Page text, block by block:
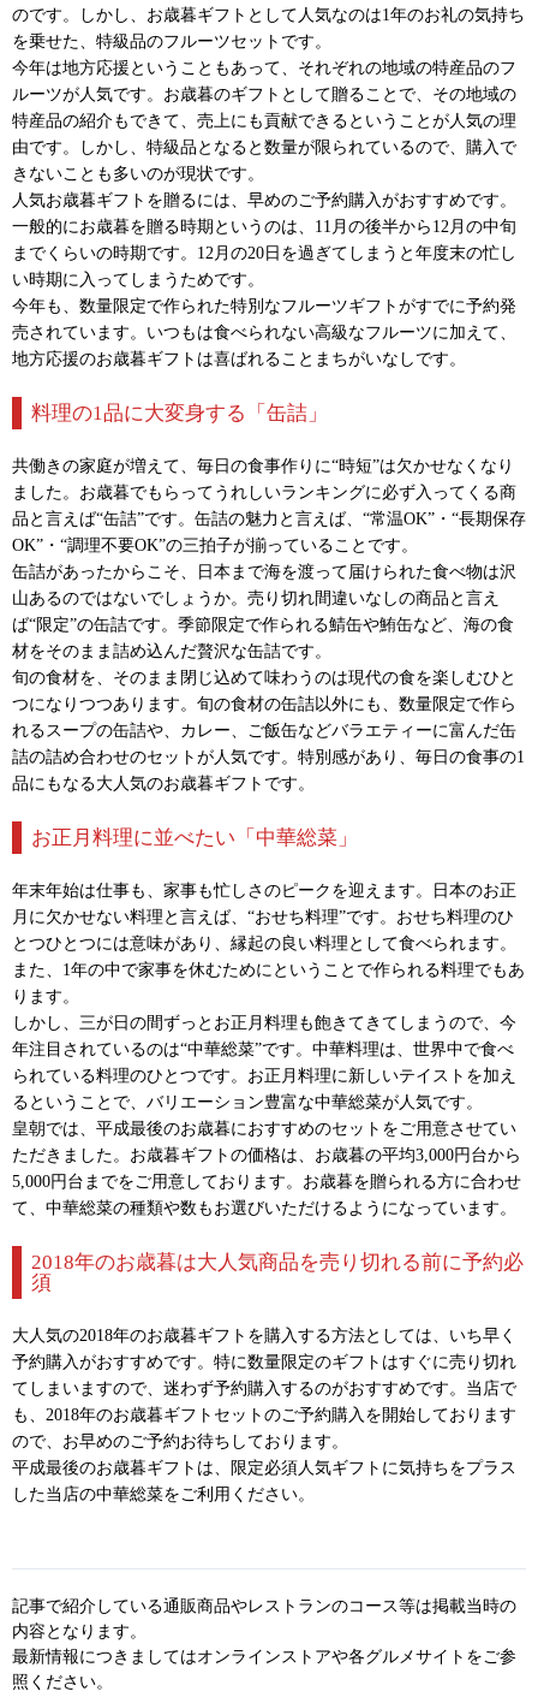
のです。しかし、お歳暮ギフトとして人気なのは1年のお礼の気持ち
を乗せた、特級品のフルーツセットです。
今年は地方応援ということもあって、それぞれの地域の特産品のフ
ルーツが人気です。お歳暮のギフトとして贈ることで、その地域の
特産品の紹介もできて、売上にも貢献できるということが人気の理
由です。しかし、特級品となると数量が限られているので、購入で
きないことも多いのが現状です。
人気お歳暮ギフトを贈るには、早めのご予約購入がおすすめです。
一般的にお歳暮を贈る時期というのは、11月の後半から12月の中旬
までくらいの時期です。12月の20日を過ぎてしまうと年度末の忙し
い時期に入ってしまうためです。
今年も、数量限定で作られた特別なフルーツギフトがすでに予約発
売されています。いつもは食べられない高級なフルーツに加えて、
地方応援のお歳暮ギフトは喜ばれることまちがいなしです。
料理の1品に大変身する「缶詰」
共働きの家庭が増えて、毎日の食事作りに“時短”は欠かせなくなり
ました。お歳暮でもらってうれしいランキングに必ず入ってくる商
品と言えば“缶詰”です。缶詰の魅力と言えば、“常温OK”・“長期保存
OK”・“調理不要OK”の三拍子が揃っていることです。
缶詰があったからこそ、日本まで海を渡って届けられた食べ物は沢
山あるのではないでしょうか。売り切れ間違いなしの商品と言え
ば“限定”の缶詰です。季節限定で作られる鯖缶や鮪缶など、海の食
材をそのまま詰め込んだ贅沢な缶詰です。
旬の食材を、そのまま閉じ込めて味わうのは現代の食を楽しむひと
つになりつつあります。旬の食材の缶詰以外にも、数量限定で作ら
れるスープの缶詰や、カレー、ご飯缶などバラエティーに富んだ缶
詰の詰め合わせのセットが人気です。特別感があり、毎日の食事の1
品にもなる大人気のお歳暮ギフトです。
お正月料理に並べたい「中華総菜」
年末年始は仕事も、家事も忙しさのピークを迎えます。日本のお正
月に欠かせない料理と言えば、“おせち料理”です。おせち料理のひ
とつひとつには意味があり、縁起の良い料理として食べられます。
また、1年の中で家事を休むためにということで作られる料理でもあ
ります。
しかし、三が日の間ずっとお正月料理も飽きてきてしまうので、今
年注目されているのは“中華総菜”です。中華料理は、世界中で食べ
られている料理のひとつです。お正月料理に新しいテイストを加え
るということで、バリエーション豊富な中華総菜が人気です。
皇朝では、平成最後のお歳暮におすすめのセットをご用意させてい
ただきました。お歳暮ギフトの価格は、お歳暮の平均3,000円台から
5,000円台までをご用意しております。お歳暮を贈られる方に合わせ
て、中華総菜の種類や数もお選びいただけるようになっています。
2018年のお歳暮は大人気商品を売り切れる前に予約必
須
大人気の2018年のお歳暮ギフトを購入する方法としては、いち早く
予約購入がおすすめです。特に数量限定のギフトはすぐに売り切れ
てしまいますので、迷わず予約購入するのがおすすめです。当店で
も、2018年のお歳暮ギフトセットのご予約購入を開始しております
ので、お早めのご予約お待ちしております。
平成最後のお歳暮ギフトは、限定必須人気ギフトに気持ちをプラス
した当店の中華総菜をご利用ください。
記事で紹介している通販商品やレストランのコース等は掲載当時の
内容となります。
最新情報につきましてはオンラインストアや各グルメサイトをご参
照ください。